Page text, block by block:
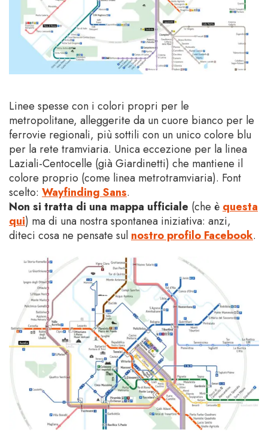
Linee spesse con i colori propri per le
metropolitane, alleggerite da un cuore bianco per le
ferrovie regionali, più sottili con un unico colore blu
per la rete tramviaria. Unica eccezione per la linea
Laziali-Centocelle (già Giardinetti) che mantiene il
colore proprio (come linea metrotramviaria). Font
scelto: Wayfinding Sans.
Non si tratta di una mappa ufficiale (che è questa
qui) ma di una nostra spontanea iniziativa: anzi,
diteci cosa ne pensate sul nostro profilo Facebook.